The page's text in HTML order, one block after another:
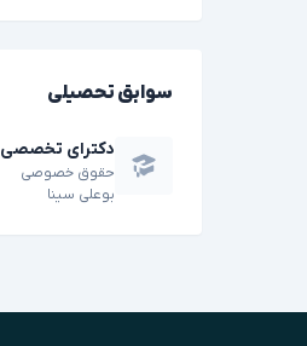
سوابق تحصیلی
دکترای تخصصی
حقوق خصوصی
بوعلی سینا